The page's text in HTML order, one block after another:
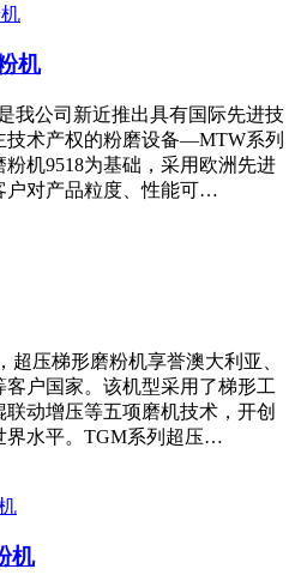
机
我公司新近推出具有国际先进技
技术产权的粉磨设备—MTW系列
机9518为基础，采用欧洲先进
户对产品粒度、性能可…
超压梯形磨粉机享誉澳大利亚、
户国家。该机型采用了梯形工
动增压等五项磨机技术，开创
界水平。TGM系列超压…
机